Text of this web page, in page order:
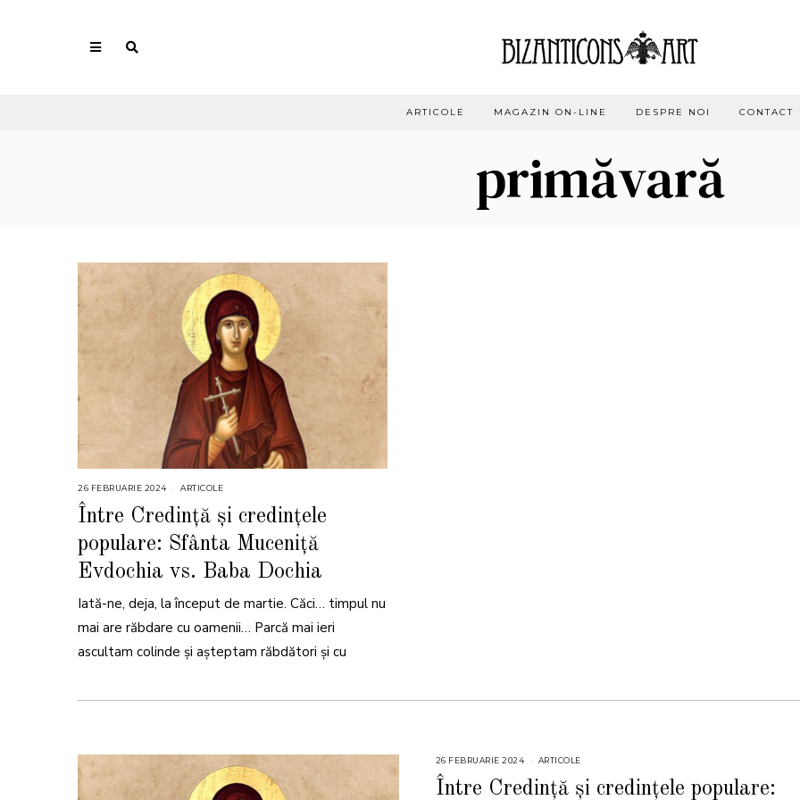
ARTICOLE MAGAZIN ON-LINE DESPRE NOI CONTACT
primăvară
26 FEBRUARIE 2024 ARTICOLE
Între Credință și credințele
populare: Sfânta Muceniță
Evdochia vs. Baba Dochia
Iată-ne, deja, la început de martie. Căci… timpul nu
mai are răbdare cu oamenii… Parcă mai ieri
ascultam colinde și așteptam răbdători și cu
26 FEBRUARIE 2024 ARTICOLE
Între Credință și credințele populare: